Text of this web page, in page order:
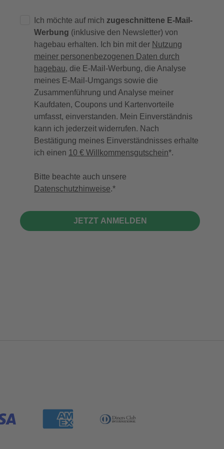
Ich möchte auf mich zugeschnittene E-Mail-
Werbung (inklusive den Newsletter) von
hagebau erhalten. Ich bin mit der Nutzung
meiner personenbezogenen Daten durch
hagebau, die E-Mail-Werbung, die Analyse
meines E-Mail-Umgangs sowie die
Zusammenführung und Analyse meiner
Kaufdaten, Coupons und Kartenvorteile
umfasst, einverstanden. Mein Einverständnis
kann ich jederzeit widerrufen. Nach
Bestätigung meines Einverständnisses erhalte
ich einen 10 € Willkommensgutschein*.
Bitte beachte auch unsere
Datenschutzhinweise.
JETZT ANMELDEN